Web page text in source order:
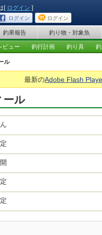
[ ログイン ]
ログイン ログイン
釣果報告 釣り物・対象魚
ビュー 釣行計画 釣り具
ル
最新のAdobe Flash
ール